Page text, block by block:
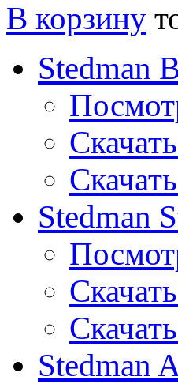
В корзину
Stedman
Stedman
Stedman